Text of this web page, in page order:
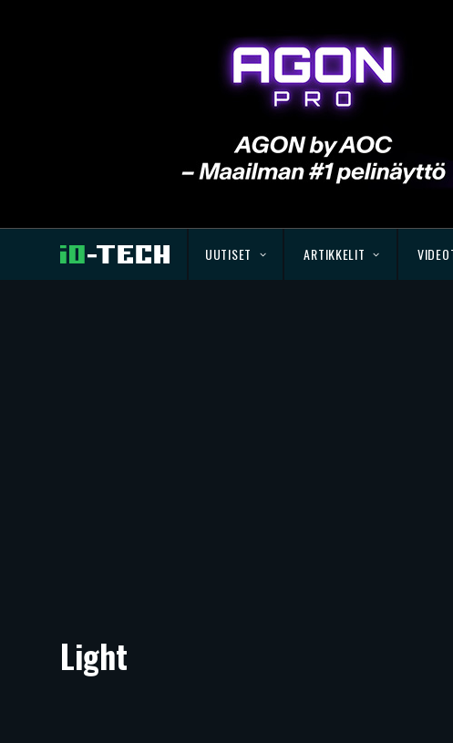
UUTISET ARTIKKELIT
Light